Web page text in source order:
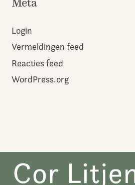
Login
Vermeldingen feed
Reacties feed
WordPress.org